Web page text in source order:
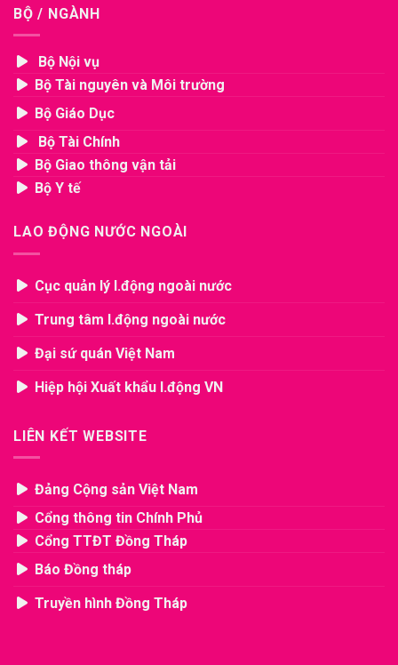
BỘ / NGÀNH
Bộ Nội vụ
Bộ Tài nguyên và Môi trường
Bộ Giáo Dục
Bộ Tài Chính
Bộ Giao thông vận tải
Bộ Y tế
LAO ĐỘNG NƯỚC NGOÀI
Cục quản lý l.động ngoài nước
Trung tâm l.động ngoài nước
Đại sứ quán Việt Nam
Hiệp hội Xuất khẩu l.động VN
LIÊN KẾT WEBSITE
Đảng Cộng sản Việt Nam
Cổng thông tin Chính Phủ
Cổng TTĐT Đồng Tháp
Báo Đồng tháp
Truyền hình Đồng Tháp